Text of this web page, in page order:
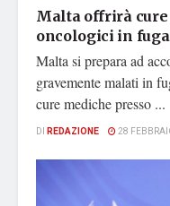
Malta offrirà
oncologici in
Malta si prepara ad
gravemente malati in
cure mediche presso ...
DI REDAZIONE 28